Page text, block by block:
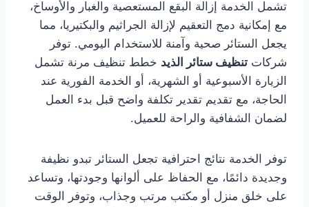
تشمل الخدمة إزالة البقع المستعصية والغبار والأوساخ،
مع إمكانية دمج التعقيم لإزالة الجراثيم والبكتيريا، مما
يجعل الستائر صحية وآمنة للاستخدام اليومي. توفر
شركات تنظيف ستائر الذيد خطط تنظيف مرنة تشمل
الزيارة الأسبوعية أو الشهرية، أو الخدمة الفورية عند
الحاجة، مع تقديم تقدير تكلفة واضح قبل بدء العمل
لضمان الشفافية والراحة للعميل.
توفر الخدمة نتائج احترافية تجعل الستائر تبدو نظيفة
وجديدة دائمًا، مع الحفاظ على ألوانها وجودتها، وتساعد
على خلق منزل أو مكتب مرتب وجذاب، وتوفر الوقت